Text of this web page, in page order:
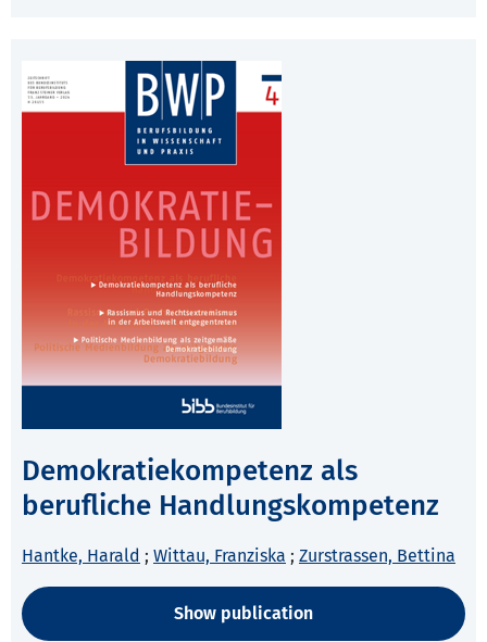
Demokratiekompetenz als
berufliche Handlungskompetenz
Hantke, Harald ; Wittau, Franziska ; Zurstrassen, Bettina
Show publication